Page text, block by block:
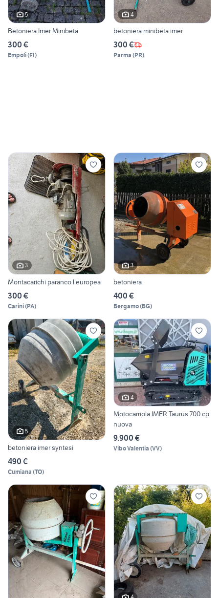
5
Betoniera Imer Minibeta
300 €
Empoli(FI)
4
betoniera minibeta imer
300 €
Parma (PR)
3
Montacarichi paranco l'europea
300 €
Carini(PA)
3
betoniera
400 €
Bergamo(BG)
5
betoniera imer syntesi
490 €
Cumiana (TO)
4
Motocarriola IMER Taurus 700 cp
nuova
9.900 €
Vibo Valentia (VV)